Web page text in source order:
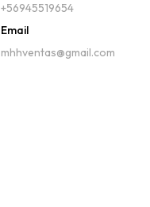
+56945519654
Email
mhhventas@gmail.com